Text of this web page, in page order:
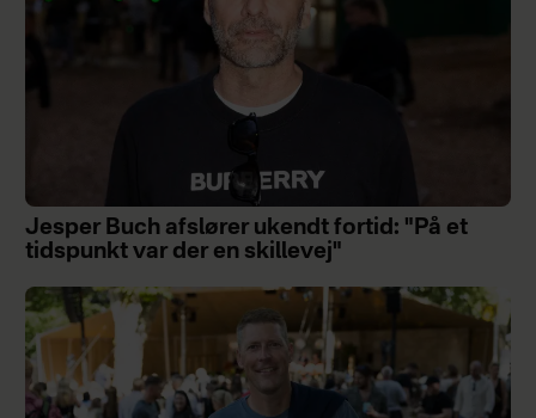
Jesper Buch afslører ukendt fortid: "På et
tidspunkt var der en skillevej"